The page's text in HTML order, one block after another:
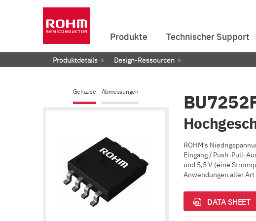
Produkte Technischer Support
Produktdetails Design-Ressourcen
Gehäuse Abmessungen
ROHM's
Eingang / Push-Pull-
und 5,5 V (eine
Anwendungen aller
DATA SHEET